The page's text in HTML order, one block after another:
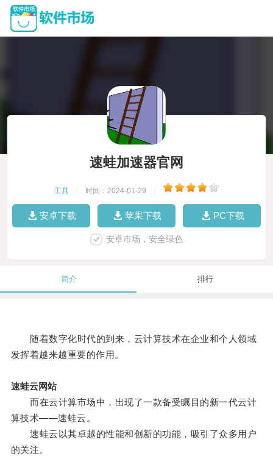
速蛙加速器官网
工具 时间：2024-01-29
安卓下载 苹果下载 PC下载
安卓市场，安全绿色
简介 排行
随着数字化时代的到来，云计算技术在企业和个人领域
发挥着越来越重要的作用。
速蛙云网站
而在云计算市场中，出现了一款备受瞩目的新一代云计
算技术——速蛙云。
速蛙云以其卓越的性能和创新的功能，吸引了众多用户
的关注。